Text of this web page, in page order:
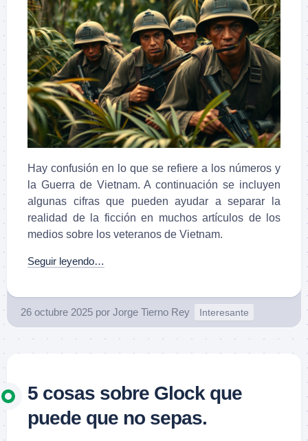
Hay confusión en lo que se refiere a los números y
la Guerra de Vietnam. A continuación se incluyen
algunas cifras que pueden ayudar a separar la
realidad de la ficción en muchos artículos de los
medios sobre los veteranos de Vietnam.
Seguir leyendo…
26 octubre 2025 por Jorge Tierno Rey Interesante
5 cosas sobre Glock que
puede que no sepas.